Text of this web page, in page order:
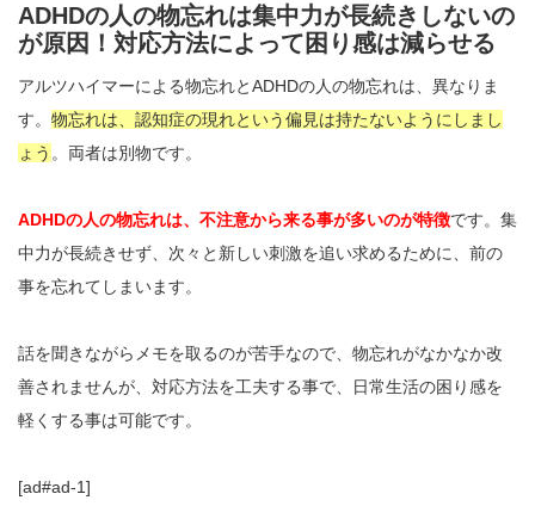
ADHDの人の物忘れは集中力が長続きしないの
が原因！対応方法によって困り感は減らせる
アルツハイマーによる物忘れとADHDの人の物忘れは、異なりま
す。 物忘れは、認知症の現れという偏見は持たないようにしまし
ょう 。両者は別物です。
ADHDの人の物忘れは、不注意から来る事が多いのが特徴です。集
中力が長続きせず、次々と新しい刺激を追い求めるために、前の
事を忘れてしまいます。
話を聞きながらメモを取るのが苦手なので、物忘れがなかなか改
善されませんが、対応方法を工夫する事で、日常生活の困り感を
軽くする事は可能です。
[ad#ad-1]